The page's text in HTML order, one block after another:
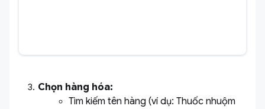
Chọn hàng hóa:
Tìm kiếm tên hàng (ví dụ: Thuốc nhuộm